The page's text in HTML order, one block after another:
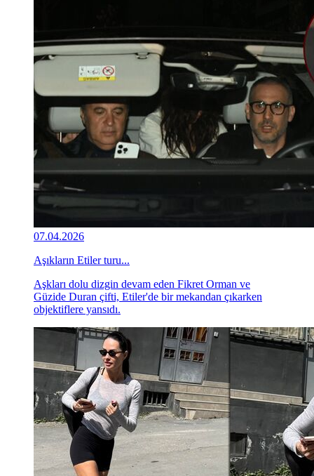
07.04.2026
Aşıkların Etiler turu...
Aşkları dolu dizgin devam eden Fikret Orman ve
Güzide Duran çifti, Etiler'de bir mekandan çıkarken
objektiflere yansıdı.